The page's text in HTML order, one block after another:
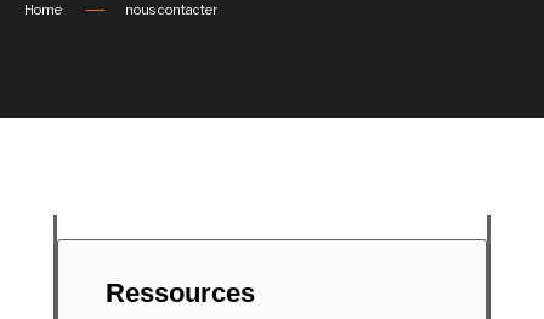
Home nous contacter
Ressources